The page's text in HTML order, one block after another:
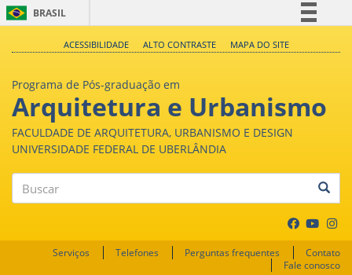
BRASIL
Acesso à informação
Legislação
ACESSIBILIDADE ALTO CONTRASTE MAPA DO SITE
Programa de Pós-graduação em
Arquitetura e Urbanismo
FACULDADE DE ARQUITETURA, URBANISMO E DESIGN
UNIVERSIDADE FEDERAL DE UBERLÂNDIA
Serviços Telefones Perguntas frequentes
Contato
Fale conosco